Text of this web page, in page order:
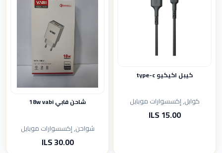
كيبل اكيكيو type-c
كوابل, إكسسوارات موبايل
15.00 ILS
شاحن فابي 18w vabi
شواحن, إكسسوارات موبايل
30.00 ILS